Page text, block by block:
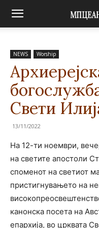
NEWS Worship
Свети
13/11/2022
На 12-ти ноември,
на светите апостоли
споменот на светиот
пристигнувањето на
канонска посета на
епархија, во црквата